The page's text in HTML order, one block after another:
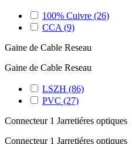
100% Cuivre (26)
CCA (9)
Gaine de Cable Reseau
Gaine de Cable Reseau
LSZH (86)
PVC (27)
Connecteur 1 Jarretiéres optiques
Connecteur 1 Jarretiéres optiques